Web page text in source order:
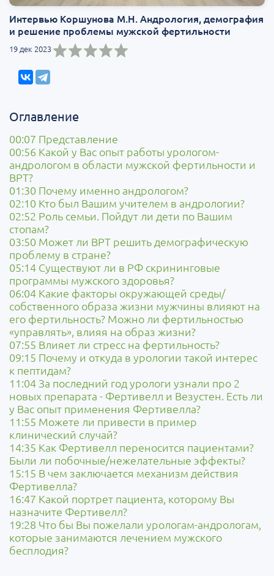
Интервью Коршунова М.Н. Андрология, демография
и решение проблемы мужской фертильности
19 дек 2023
Оглавление
00:07 Представление
00:56 Какой у Вас опыт работы урологом-
андрологом в области мужской фертильности и
ВРТ?
01:30 Почему именно андрологом?
02:10 Кто был Вашим учителем в андрологии?
02:52 Роль семьи. Пойдут ли дети по Вашим
стопам?
03:50 Может ли ВРТ решить демографическую
проблему в стране?
05:14 Существуют ли в РФ скрининговые
программы мужского здоровья?
06:04 Какие факторы окружающей среды/
собственного образа жизни мужчины влияют на
его фертильность? Можно ли фертильностью
«управлять», влияя на образ жизни?
07:55 Влияет ли стресс на фертильность?
09:15 Почему и откуда в урологии такой интерес
к пептидам?
11:04 За последний год урологи узнали про 2
новых препарата - Фертивелл и Везустен. Есть ли
у Вас опыт применения Фертивелла?
11:55 Можете ли привести в пример
клинический случай?
14:35 Как Фертивелл переносится пациентами?
Были ли побочные/нежелательные эффекты?
15:15 В чем заключается механизм действия
Фертивелла?
16:47 Какой портрет пациента, которому Вы
назначите Фертивелл?
19:28 Что бы Вы пожелали урологам-андрологам,
которые занимаются лечением мужского
бесплодия?